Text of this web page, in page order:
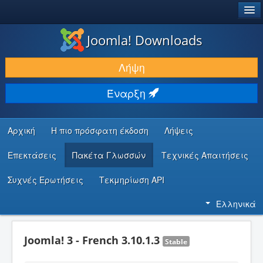
ΛΉΨΕΙΣ & ΕΠΕΚΤΆΣΕΙΣ
ΕΎΡΕΣΗ & ΜΆΘΗΣΗ
ΚΟΙΝΌΤΗΤΑ & ΥΠΟΣΤΉΡΙΞΗ
ΠΌΡΟΙ ΠΡΟΓΡΑΜΜΑΤΙΣΤΏΝ
Joomla! Downloads
Λήψη
Έναρξη
Αρχική Η πιο πρόσφατη έκδοση Λήψεις
Επεκτάσεις Πακέτα Γλωσσών Τεχνικές Απαιτήσεις
Συχνές Ερωτήσεις Τεκμηρίωση API
Ελληνικά
Joomla! 3 - French 3.10.1.3 Stable